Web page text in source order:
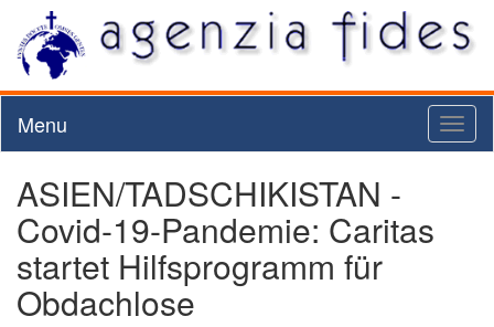
Menu
ASIEN/TADSCHIKISTAN -
Covid-19-Pandemie: Caritas
startet Hilfsprogramm für
Obdachlose